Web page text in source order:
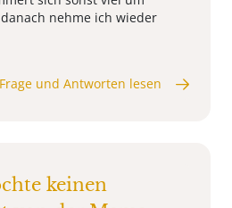
nehme ich wieder
Frage und Antworten lesen
keinen